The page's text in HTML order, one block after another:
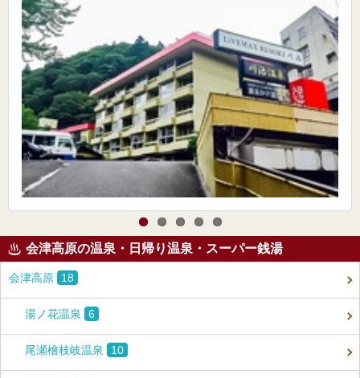
会津高原の温泉・日帰り温泉・スーパー銭湯
会津高原 18
湯ノ花温泉 6
尾瀬檜枝岐温泉 10